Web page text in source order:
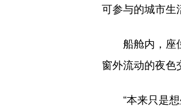
可参与的城市生
船舱内，座位
窗外流动的夜色
“本来只是想